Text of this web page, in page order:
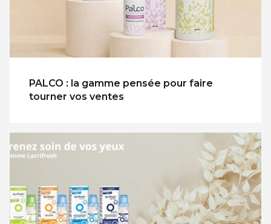
PALCO : la gamme pensée pour faire
tourner vos ventes